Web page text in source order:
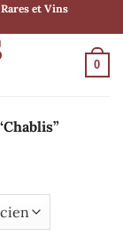
et Vins
0